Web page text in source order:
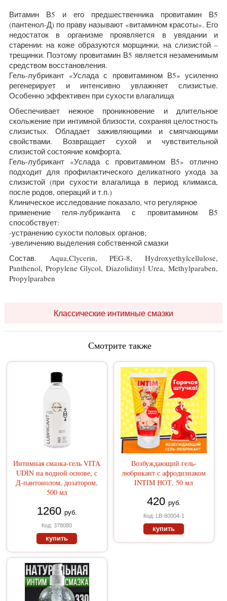
Витамин В5 и его предшественника провитамин В5
(пантенол-Д) по праву называют «витамином красоты». Его
недостаток в организме проявляется в увядании и
старении: на коже образуются морщинки, на слизистой –
трещинки. Поэтому провитамин В5 является незаменимым
средством восстановления.
Гель-лубрикант «Услада с провитамином В5» усиленно
регенерирует и интенсивно увлажняет слизистые.
Особенно эффективен при сухости влагалища
Обеспечивает нежное проникновение и длительное
скольжение при интимной близости, сохраняя целостность
слизистых. Обладает заживляющими и смягчающими
свойствами. Возвращает сухой и чувствительной
слизистой состояние комфорта.
Гель-лубрикант «Услада с провитамином В5» отлично
подходит для профилактического деликатного ухода за
слизистой (при сухости влагалища в период климакса,
после родов, операций и т.п.)
Клиническое исследование показало, что регулярное
применение геля-лубриканта с провитамином В5
способствует:
-устранению сухости половых органов;
-увеличению выделения собственной смазки
Состав. Aqua,Clycerin, PEG-8, Hydroxyethylcellulose,
Panthenol, Propylene Glycol, Diazolidinyl Urea, Methylparaben,
Propylparaben
Классические интимные смазки
Смотрите также
Интимная смазка-гель VITA
UDIN на водной основе, с
Д-пантонолом, дозатором,
500 мл
1260 руб.
Код: 378080
купить
Возбуждающий гель-
любрикант с афродизиаком
INTIM НОТ, 50 мл
420 руб.
Код: LB-60004-1
купить